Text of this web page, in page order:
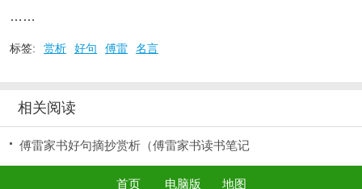
……
标签: 赏析 好句 傅雷 名言
相关阅读
傅雷家书好句摘抄赏析（傅雷家书读书笔记
首页 电脑版 地图